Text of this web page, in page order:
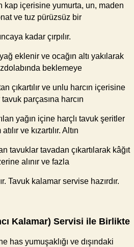
kap içerisine yumurta, un, maden
ve tuz pürüzsüz bir
kadar çırpılır.
eklenir ve ocağın altı yakılarak
beklemeye
çıkartılır ve unlu harcın içerisine
tavuk parçasına harcın
yağın içine harçlı tavuk şeritler
atılır ve kızartılır. Altın
tavuklar tavadan çıkartılarak kâğıt
alınır ve fazla
Tavuk kalamar servise hazırdır.
Kalamar) Servisi ile Birlikte
has yumuşaklığı ve dışındaki